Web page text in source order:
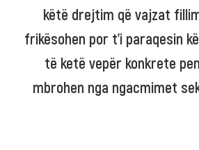
këtë drejtim që vajzat
frikësohen por t’i paraqesin
të ketë vepër konkrete
mbrohen nga ngacmimet